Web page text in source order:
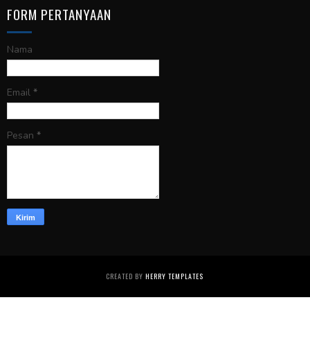
FORM PERTANYAAN
Nama
Email *
Pesan *
CREATED BYHERRY TEMPLATES